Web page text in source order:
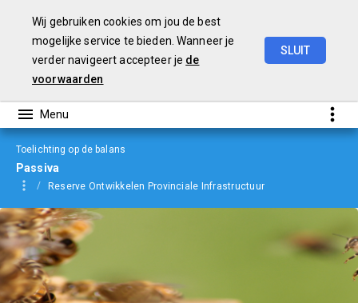
Wij gebruiken cookies om jou de best
mogelijke service te bieden. Wanneer je
verder navigeert accepteer je de
voorwaarden
SLUIT
Toelichting op de balans
Passiva
Reserve Ontwikkelen Provinciale Infrastructuur